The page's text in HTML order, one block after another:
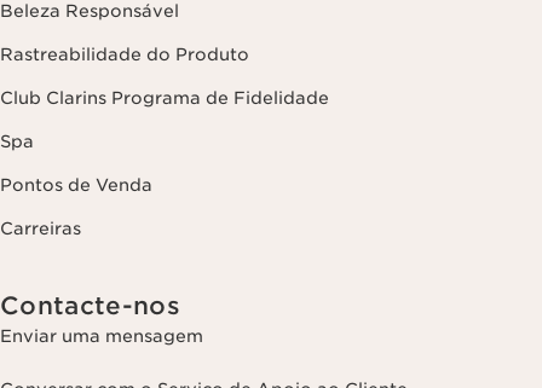
Beleza Responsável
Rastreabilidade do Produto
Club Clarins Programa de Fidelidade
Spa
Pontos de Venda
Carreiras
Contacte-nos
Enviar uma mensagem